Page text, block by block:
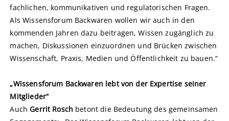
fachlichen, kommunikativen und regulatorischen Fragen.
Als Wissensforum Backwaren wollen wir auch in den
kommenden Jahren dazu beitragen, Wissen zugänglich zu
machen, Diskussionen einzuordnen und Brücken zwischen
Wissenschaft, Praxis, Medien und Öffentlichkeit zu bauen.“
„Wissensforum Backwaren lebt von der Expertise seiner
Mitglieder“
AuchGerrit Rosch betont die Bedeutung des gemeinsamen